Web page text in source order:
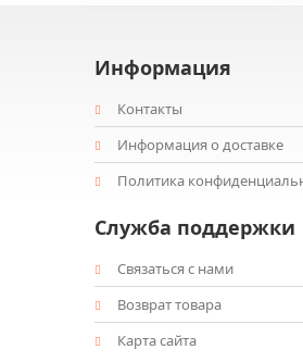
Информация
Контакты
Информация о доставке
Политика
Служба поддержки
Связаться с нами
Возврат товара
Карта сайта